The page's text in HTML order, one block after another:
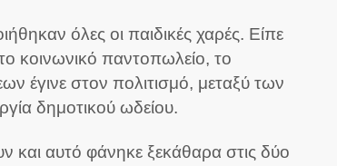
όλες οι παιδικές χαρές. Είπε
κοινωνικό παντοπωλείο, το
έγινε στον πολιτισμό, μεταξύ των
δημοτικού ωδείου.
και αυτό φάνηκε ξεκάθαρα στις δύο